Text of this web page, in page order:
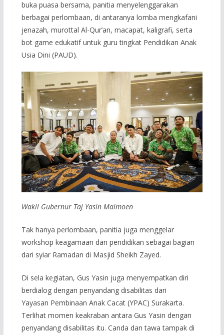
buka puasa bersama, panitia menyelenggarakan
berbagai perlombaan, di antaranya lomba mengkafani
jenazah, murottal Al-Qur’an, macapat, kaligrafi, serta
bot game edukatif untuk guru tingkat Pendidikan Anak
Usia Dini (PAUD).
Wakil Gubernur Taj Yasin Maimoen
Tak hanya perlombaan, panitia juga menggelar
workshop keagamaan dan pendidikan sebagai bagian
dari syiar Ramadan di Masjid Sheikh Zayed.
Di sela kegiatan, Gus Yasin juga menyempatkan diri
berdialog dengan penyandang disabilitas dari
Yayasan Pembinaan Anak Cacat (YPAC) Surakarta.
Terlihat momen keakraban antara Gus Yasin dengan
penyandang disabilitas itu. Canda dan tawa tampak di